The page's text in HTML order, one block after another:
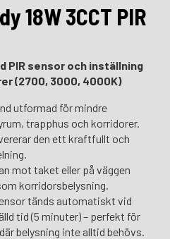
18W 3CCT PIR
PIR sensor och inställning
(2700, 3000, 4000K)
utformad för mindre
trapphus och korridorer.
den ett kraftfullt och
mot taket eller på väggen
korridorsbelysning.
tänds automatiskt vid
tid (5 minuter) – perfekt för
belysning inte alltid behövs.